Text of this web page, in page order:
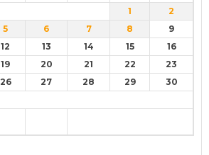
1
2
5 6 7 8
9
12 13 14 15
16
19 20 21 22
23
26 27 28 29
30